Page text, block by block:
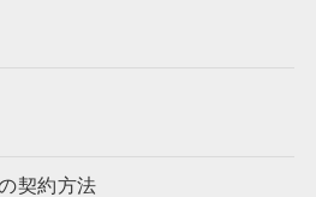
契約方法